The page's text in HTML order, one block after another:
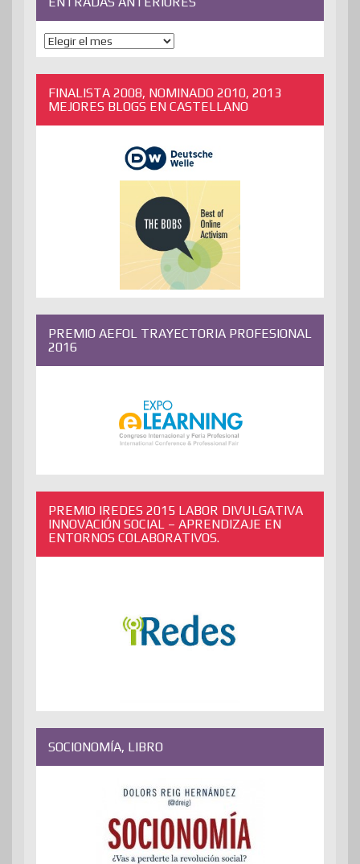
ENTRADAS
ANTERIORES
FINALISTA 2008, NOMINADO 2010, 2013
MEJORES BLOGS EN CASTELLANO
PREMIO AEFOL TRAYECTORIA PROFESIONAL
2016
PREMIO IREDES 2015 LABOR DIVULGATIVA
INNOVACIÓN SOCIAL – APRENDIZAJE EN
ENTORNOS COLABORATIVOS.
SOCIONOMÍA, LIBRO